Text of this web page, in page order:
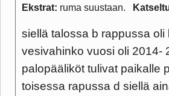
Ekstrat: ruma suustaan
siellä talossa b rappussa oli
vesivahinko vuosi oli 2014-
palopääliköt tulivat paikalle
toisessa rapussa d siellä